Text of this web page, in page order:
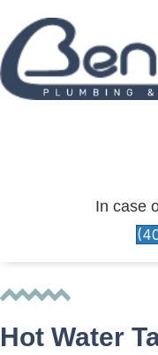
In case
Hot Water